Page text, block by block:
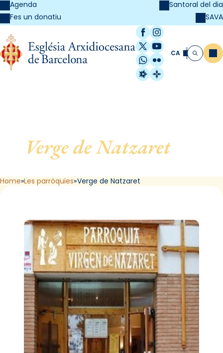
Agenda
Fes un donatiu
Santoral del dia
SAVA
Facebook
Instagram
X / Twitter
YouTube
WhatsApp
Flickr
Radio Estel
Catalunya
CA Cerca
Verge de Natzaret, de
Home Les parròquies Verge de Natzaret